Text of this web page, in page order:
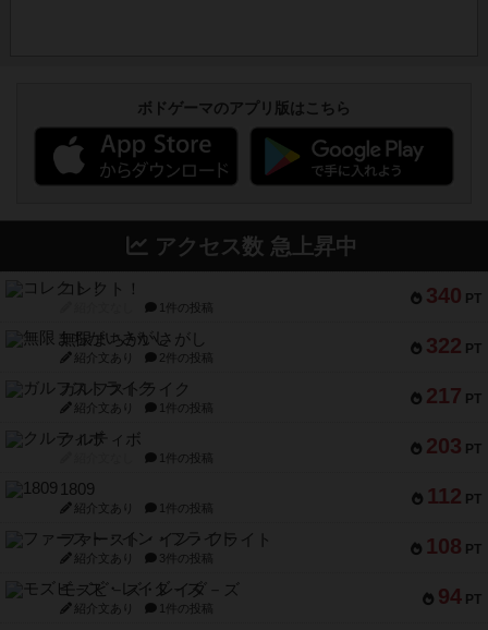
ボドゲーマのアプリ版はこちら
アクセス数 急上昇中
340 PT
コレクト！
1件の投稿
322 PT
無限まちがいさがし
紹介文あり 2件の投稿
217 PT
ガルフストライク
紹介文あり 1件の投稿
203 PT
クルティボ
1件の投稿
112 PT
1809
紹介文あり 1件の投稿
108 PT
ファースト・イン・フライト
紹介文あり 3件の投稿
94 PT
モズビ－ズ・レイダ－ズ
紹介文あり 1件の投稿